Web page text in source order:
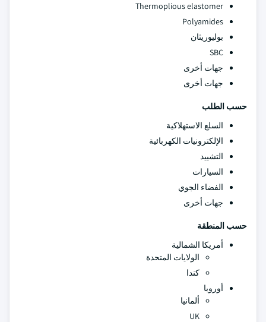
Thermoplious elastomer
Polyamides
بوليوريثان
SBC
جهات أخرى
جهات أخرى
حسب الطلب
السلع الاستهلاكية
الإلكترونيات الكهربائية
التشييد
السيارات
الفضاء الجوي
جهات أخرى
حسب المنطقة
أمريكا الشمالية
الولايات المتحدة
كندا
أوروبا
ألمانيا
UK